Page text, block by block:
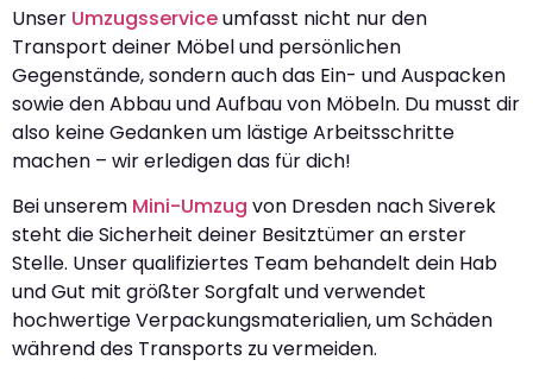
Unser Umzugsserviceumfasst nicht nur den
Transport deiner Möbel und persönlichen
Gegenstände, sondern auch das Ein- und Auspacken
sowie den Abbau und Aufbau von Möbeln. Du musst dir
also keine Gedanken um lästige Arbeitsschritte
machen – wir erledigen das für dich!
Bei unserem Mini-Umzug von Dresden nach Siverek
steht die Sicherheit deiner Besitztümer an erster
Stelle. Unser qualifiziertes Team behandelt dein Hab
und Gut mit größter Sorgfalt und verwendet
hochwertige Verpackungsmaterialien, um Schäden
während des Transports zu vermeiden.